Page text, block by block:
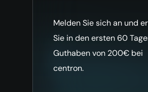
Melden Sie sich an und
Sie in den ersten 60
Guthaben von 200€ bei
centron.